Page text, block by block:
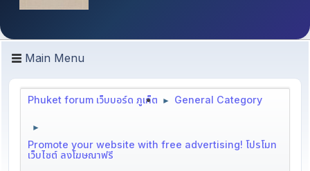
Main Menu
Phuket forum เว็บบอร์ด ภูเก็ต ► General Category
►
Promote your website with free advertising! โปรโมท
เว็บไซต์ ลงโฆษณาฟรี